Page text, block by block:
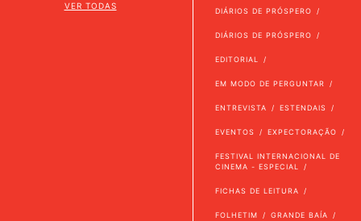
VER TODAS
DIÁRIOS DE PRÓSPERO
DIÁRIOS DE PRÓSPERO
EDITORIAL
EM MODO DE PERGUNTAR
ENTREVISTA ESTENDAIS
EVENTOS EXPECTORAÇÃO
FESTIVAL INTERNACIONAL DE
CINEMA - ESPECIAL
FICHAS DE LEITURA
FOLHETIM GRANDE BAÍA